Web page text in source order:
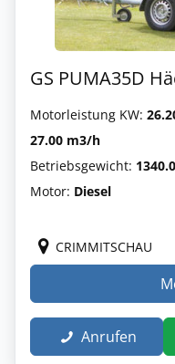
GS PUMA35D
Motorleistung KW:
27.00 m3/h
Betriebsgewicht:
Motor: Diesel
CRIMMITSCHAU
Anrufen